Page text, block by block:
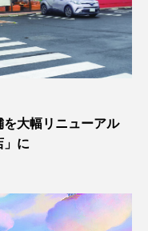
大幅リニューアル
」に